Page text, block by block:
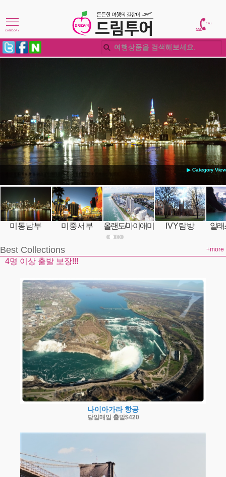
CATEGORY
CALL
▶ Category View
미동남부 미중서부 올랜도/마이애미 IVY탐방 알래
Best Collections +more
4명 이상 출발 보장!!!
나이아가라 항공
당일매일 출발$420